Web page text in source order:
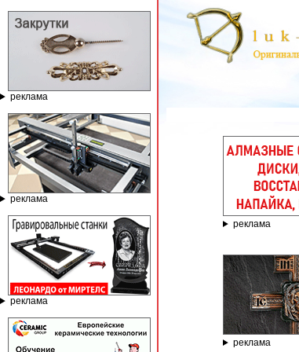
реклама
реклама
реклама
реклама
реклама